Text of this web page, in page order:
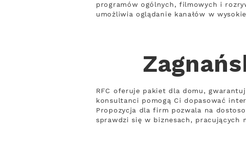
programów ogólnych, filmowych i
umożliwia oglądanie kanałów w
RFC oferuje pakiet dla domu,
konsultanci pomogą Ci dopasować
Propozycja dla firm pozwala na
sprawdzi się w biznesach, pracujących